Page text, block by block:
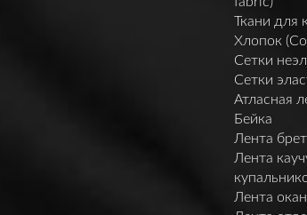
Ткани для
Хлопок
Сетки
Сетки
Атласная
Бейка
Лента
Лента
Лента